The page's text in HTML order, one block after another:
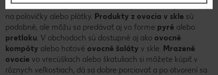
väčšinou s pridaným cukrom a nakrájané na kocky, občas aj
na polovičky alebo plátky. Produkty z ovocia v skle sú
podobné, ale môžu sa predávať aj vo forme pyré alebo
pretlaku. V obchodoch sú dostupné aj ako ovocné
kompóty alebo hotové ovocné šaláty v skle. Mrazené
ovocie vo vrecúškach alebo škatuliach si môžete kúpiť v
rôznych veľkostiach, dá sa dobre porciovať a po otvorení sa